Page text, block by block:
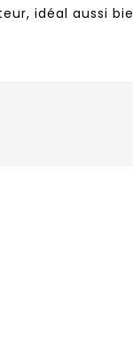
idéal aussi